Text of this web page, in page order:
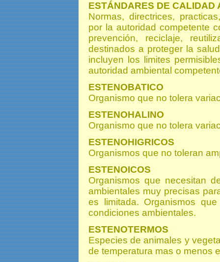
ESTÁNDARES DE CALIDAD
Normas, directrices,
por la autoridad competente
prevención, reciclaje,
destinados a proteger la
incluyen los limites
autoridad ambiental
ESTENOBATICO
Organismo que no tolera
ESTENOHALINO
Organismo que no tolera
ESTENOHIGRICOS
Organismos que no toleran
ESTENOICOS
Organismos que necesitan
ambientales muy precisas
es limitada. Organismos
condiciones ambientales.
ESTENOTERMOS
Especies de animales y
de temperatura mas o menos